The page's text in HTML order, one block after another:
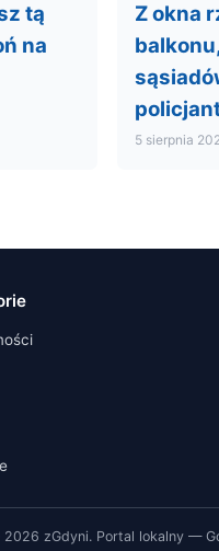
tą
na
Z okna
5 sierpnia
zGdyni. Portal lokalny —